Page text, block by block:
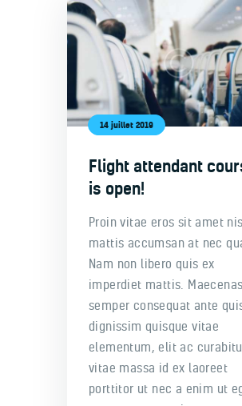
Accueil
Qui sommes nous
Notre flotte
Contacts
Portfolio
14 juillet 2019
Flight attendant
is open!
Proin vitae eros sit amet
mattis accumsan at nec
Nam non libero quis ex
imperdiet mattis. Maecenas
semper consequat ante
dignissim quisque vitae
elementum, elit ac
vitae massa id ex laoreet
porttitor ut nec a enim ut